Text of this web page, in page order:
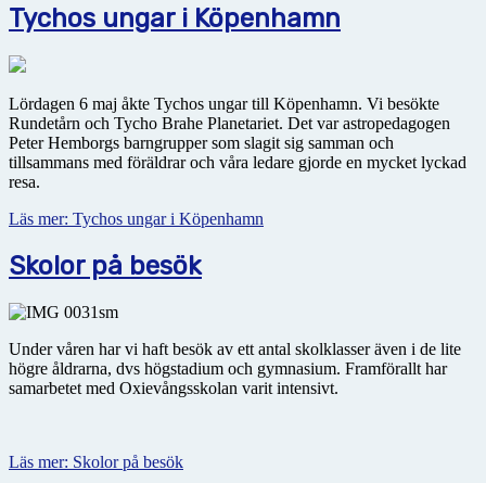
Tychos ungar i Köpenhamn
Lördagen 6 maj åkte Tychos ungar till Köpenhamn. Vi besökte
Rundetårn och Tycho Brahe Planetariet. Det var astropedagogen
Peter Hemborgs barngrupper som slagit sig samman och
tillsammans med föräldrar och våra ledare gjorde en mycket lyckad
resa.
Läs mer: Tychos ungar i Köpenhamn
Skolor på besök
Under våren har vi haft besök av ett antal skolklasser även i de lite
högre åldrarna, dvs högstadium och gymnasium. Framförallt har
samarbetet med Oxievångsskolan varit intensivt.
Läs mer: Skolor på besök